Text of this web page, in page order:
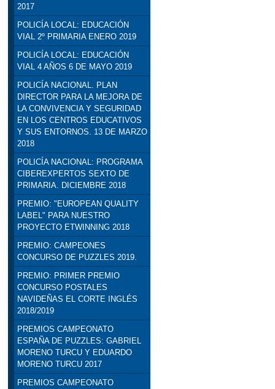
2017
POLICÍA LOCAL: EDUCACIÓN
VIAL 2º PRIMARIA ENERO 2019
POLICÍA LOCAL: EDUCACIÓN
VIAL 4 AÑOS 6 DE MAYO 2019
POLICÍA NACIONAL. PLAN
DIRECTOR PARA LA MEJORA DE
LA CONVIVENCIA Y SEGURIDAD
EN LOS CENTROS EDUCATIVOS
Y SUS ENTORNOS. 13 DE MARZO
2018
POLICÍA NACIONAL: PROGRAMA
CIBEREXPERTOS SEXTO DE
PRIMARIA. DICIEMBRE 2018
PREMIO: "EUROPEAN QUALITY
LABEL" PARA NUESTRO
PROYECTO ETWINNING 2018
PREMIO: CAMPEONES
CONCURSO DE PUZZLES 2019.
PREMIO: PRIMER PREMIO
CONCURSO POSTALES
NAVIDEÑAS EL CORTE INGLÉS
2018/2019
PREMIOS CAMPEONATO
ESPAÑA DE PUZZLES: GABRIEL
MORENO TURCU Y EDUARDO
MORENO TURCU 2017
PREMIOS CAMPEONATO